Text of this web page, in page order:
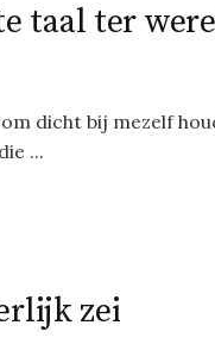
taal ter
dicht bij mezelf
...
zei